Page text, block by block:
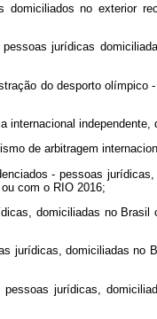
no exterior
jurídicas
do desporto
internacional
de arbitragem
- pessoas
ou com o RIO 2016;
domiciliadas no
jurídicas, domiciliadas no
jurídicas,